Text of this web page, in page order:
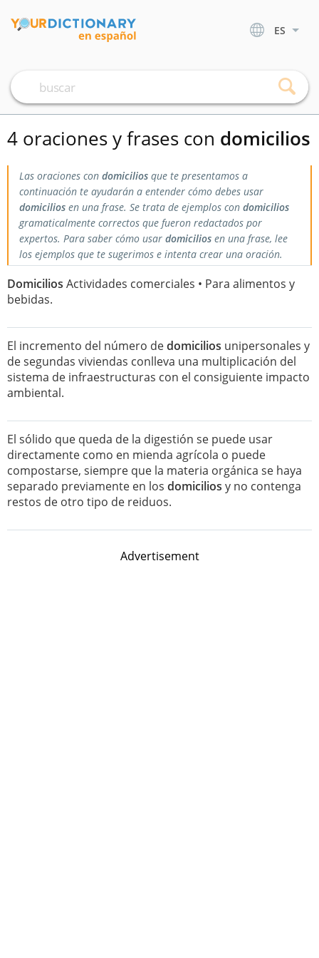
ES
4 oraciones y frases con domicilios
Las oraciones con domicilios que te presentamos a
continuación te ayudarán a entender cómo debes usar
domicilios en una frase. Se trata de ejemplos con domicilios
gramaticalmente correctos que fueron redactados por
expertos. Para saber cómo usar domicilios en una frase, lee
los ejemplos que te sugerimos e intenta crear una oración.
Domicilios Actividades comerciales • Para alimentos y
bebidas.
El incremento del número dedomicilios unipersonales y
de segundas viviendas conlleva una multiplicación del
sistema de infraestructuras con el consiguiente impacto
ambiental.
El sólido que queda de la digestión se puede usar
directamente como en mienda agrícola o puede
compostarse, siempre que la materia orgánica se haya
separado previamente en los domicilios y no contenga
restos de otro tipo de reiduos.
Advertisement